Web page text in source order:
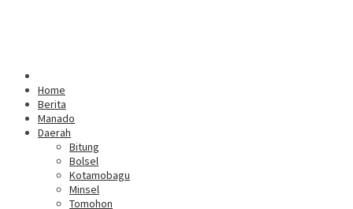
Home
Berita
Manado
Daerah
Bitung
Bolsel
Kotamobagu
Minsel
Tomohon